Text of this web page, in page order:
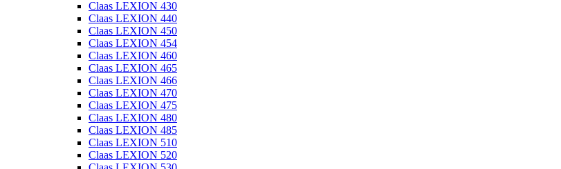
Claas LEXION 430
Claas LEXION 440
Claas LEXION 450
Claas LEXION 454
Claas LEXION 460
Claas LEXION 465
Claas LEXION 466
Claas LEXION 470
Claas LEXION 475
Claas LEXION 480
Claas LEXION 485
Claas LEXION 510
Claas LEXION 520